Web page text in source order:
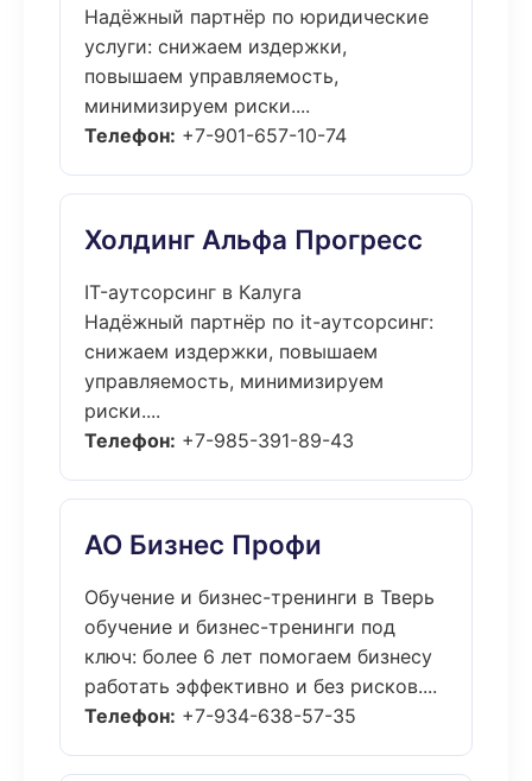
Надёжный партнёр по юридические
услуги: снижаем издержки,
повышаем управляемость,
минимизируем риски....
Телефон: +7-901-657-10-74
Холдинг Альфа Прогресс
IT-аутсорсинг в Калуга
Надёжный партнёр по it-аутсорсинг:
снижаем издержки, повышаем
управляемость, минимизируем
риски....
Телефон: +7-985-391-89-43
АО Бизнес Профи
Обучение и бизнес-тренинги в Тверь
обучение и бизнес-тренинги под
ключ: более 6 лет помогаем бизнесу
работать эффективно и без рисков....
Телефон: +7-934-638-57-35